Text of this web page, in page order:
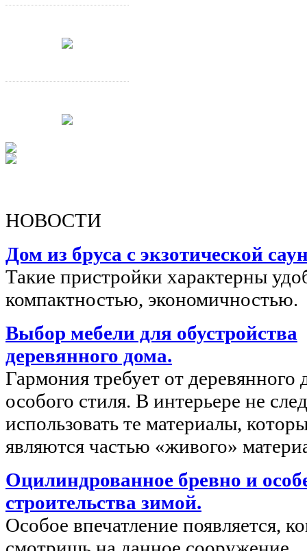
НОВОСТИ
Дом из бруса с экзотической
Такие пристройки характерны
компактностью, экономичностью.
Выбор мебели для обустройства
деревянного дома.
Гармония требует от деревянного
особого стиля. В интерьере не
использовать те материалы,
являются частью «живого»
Оцилиндрованное бревно и
строительства зимой.
Особое впечатление появляется,